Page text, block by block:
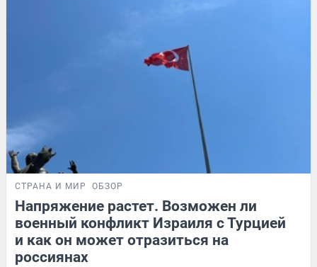
СТРАНА И МИР ОБЗОР
Напряжение растет. Возможен ли
военный конфликт Израиля с Турцией
и как он может отразиться на
россиянах